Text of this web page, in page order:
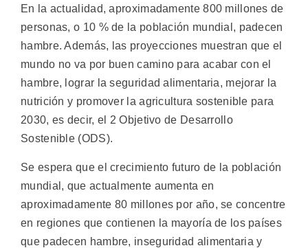
En la actualidad, aproximadamente 800 millones de
personas, o 10 % de la población mundial, padecen
hambre. Además, las proyecciones muestran que el
mundo no va por buen camino para acabar con el
hambre, lograr la seguridad alimentaria, mejorar la
nutrición y promover la agricultura sostenible para
2030, es decir, el 2 Objetivo de Desarrollo
Sostenible (ODS).
Se espera que el crecimiento futuro de la población
mundial, que actualmente aumenta en
aproximadamente 80 millones por año, se concentre
en regiones que contienen la mayoría de los países
que padecen hambre, inseguridad alimentaria y